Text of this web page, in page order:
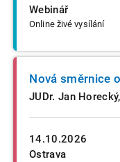
Webinář
Online živé vysílání
14.10.2026
Ostrava
Nová směrnice
JUDr. Jan